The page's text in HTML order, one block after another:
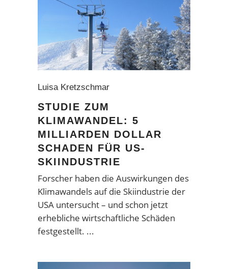
Luisa Kretzschmar
STUDIE ZUM
KLIMAWANDEL: 5
MILLIARDEN DOLLAR
SCHADEN FÜR US-
SKIINDUSTRIE
Forscher haben die Auswirkungen des
Klimawandels auf die Skiindustrie der
USA untersucht – und schon jetzt
erhebliche wirtschaftliche Schäden
festgestellt.